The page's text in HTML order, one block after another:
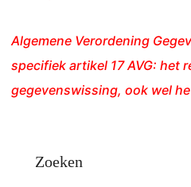
Algemene Verordening
specifiek artikel 17 AVG: het
gegevenswissing, ook wel
Zoeken